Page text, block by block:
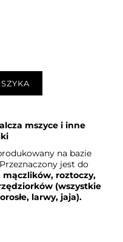
mszyce i inne
na bazie
jest do
roztoczy,
(wszystkie
larwy, jaja).